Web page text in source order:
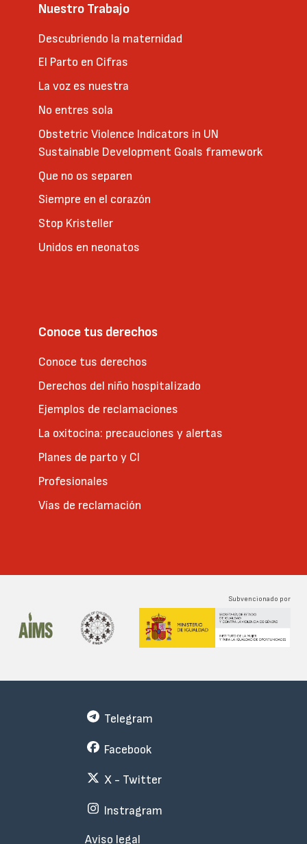
Nuestro Trabajo
Descubriendo la maternidad
El Parto en Cifras
La voz es nuestra
No entres sola
Obstetric Violence Indicators in UN
Sustainable Development Goals framework
Que no os separen
Siempre en el corazón
Stop Kristeller
Unidos en neonatos
Conoce tus derechos
Conoce tus derechos
Derechos del niño hospitalizado
Ejemplos de reclamaciones
La oxitocina: precauciones y alertas
Planes de parto y CI
Profesionales
Vías de reclamación
Subvencionado por
Telegram
Facebook
X - Twitter
Instragram
Aviso legal